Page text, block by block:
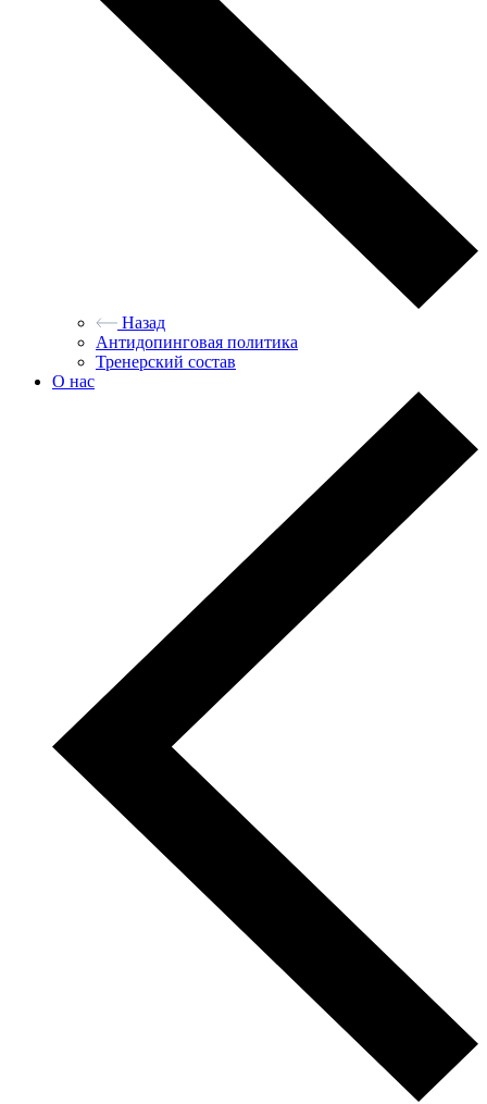
Назад
Антидопинговая политика
Тренерский состав
О нас